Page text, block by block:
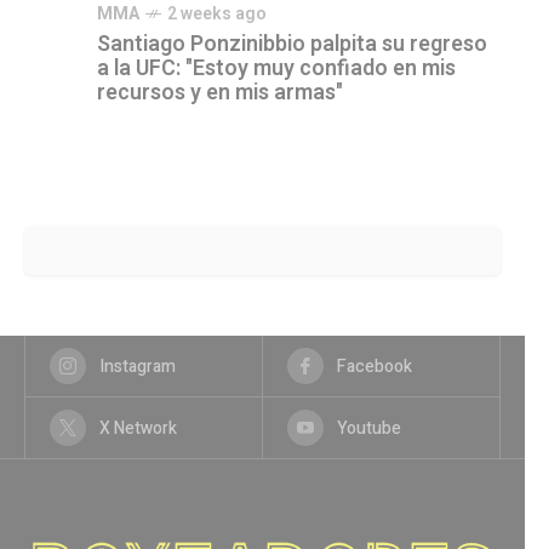
MMA 2 weeks ago
Santiago Ponzinibbio palpita su regreso
a la UFC: "Estoy muy confiado en mis
recursos y en mis armas"
Instagram Facebook
X Network Youtube